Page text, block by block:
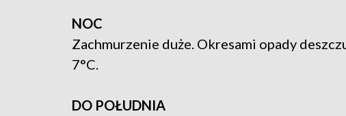
NOC
Zachmurzenie duże. Okresami opady
7°C.
DO POŁUDNIA